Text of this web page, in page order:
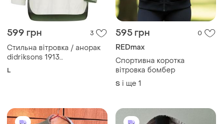
599 грн 3
Стильна вітровка / анорак
didriksons 1913
(stormsystem)
L
595 грн 0
REDmax
Спортивна коротка
вітровка бомбер
S і ще 1